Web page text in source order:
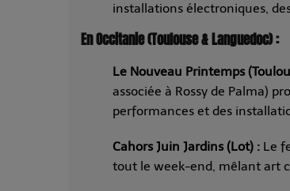
installations électroniques,
En Occitanie (Toulouse & Languedoc) :
Le Nouveau Printemps
associée à Rossy de Palma)
performances et des
Cahors Juin Jardins (Lot) : Le
tout le week-end, mêlant art